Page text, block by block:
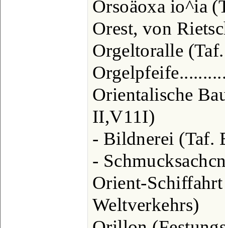
Orsoäoxa io^ia
Orest, von
Orgeltoralle
Orientalische
II,V11I)
- Bildnerei (Taf.
-
Orient-
Weltverkehrs)